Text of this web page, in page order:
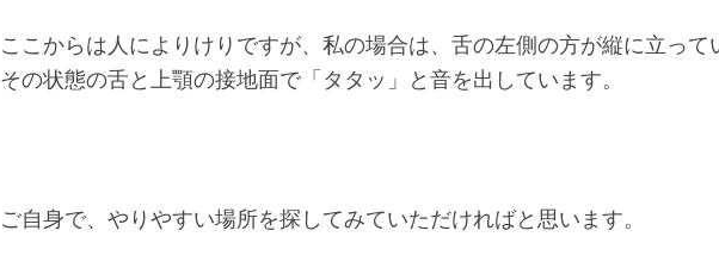
ここからは人によりけりですが、私の場合は、舌の左側の方が縦に立って
その状態の舌と上顎の接地面で「タタッ」と音を出しています。
ご自身で、やりやすい場所を探してみていただければと思います。